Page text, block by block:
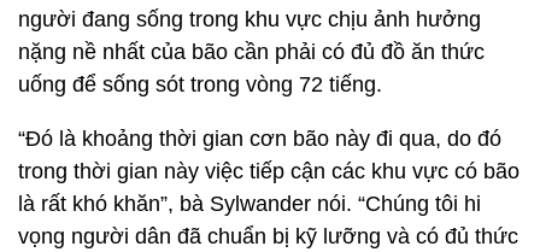
người đang sống trong khu vực chịu ảnh hưởng
nặng nề nhất của bão cần phải có đủ đồ ăn thức
uống để sống sót trong vòng 72 tiếng.
“Đó là khoảng thời gian cơn bão này đi qua, do đó
trong thời gian này việc tiếp cận các khu vực có bão
là rất khó khăn”, bà Sylwander nói. “Chúng tôi hi
vọng người dân đã chuẩn bị kỹ lưỡng và có đủ thức